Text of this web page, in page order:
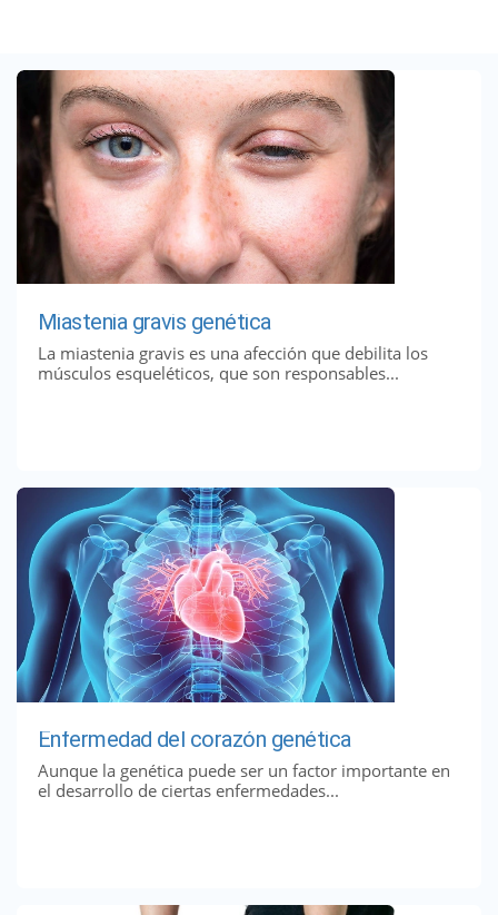
Miastenia gravis genética
La miastenia gravis es una afección que debilita los
músculos esqueléticos, que son responsables...
Enfermedad del corazón genética
Aunque la genética puede ser un factor importante en
el desarrollo de ciertas enfermedades...